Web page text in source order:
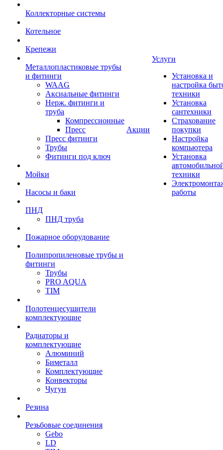
Коллекторные системы
Котельное
Крепежи
Металлопластиковые трубы
и фитинги
WAAG
Аксиальные фитинги
Нерж. фитинги и
труба
Компрессионные
Пресс
Пресс фитинги
Трубы
Фитинги под ключ
Мойки
Насосы и баки
ПНД
ПНД труба
Пожарное оборудование
Полипропиленовые трубы и
фитинги
Трубы
PRO AQUA
TIM
Полотенцесушители
комплектующие
Радиаторы и
комплектующие
Алюминий
Биметалл
Комплектующие
Конвекторы
Чугун
Резина
Резьбовые соединения
Gebo
LD
Акции
Услуги
Установка и
настройка
техники
Установка
сантехники
Страхование
покупки
Настройка
компьютера
Установка
техники
работы